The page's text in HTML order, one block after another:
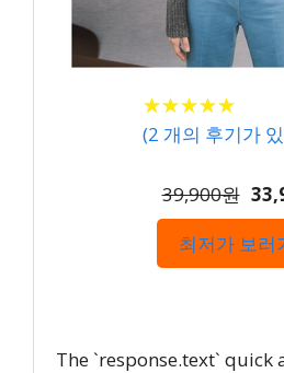
★★★★★
★★★★★
(2 개의 후기가
39,900원
최저가 보러
The `response.text` quick